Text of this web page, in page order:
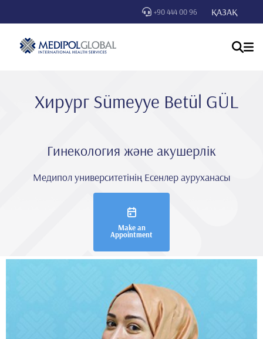
+90 444 00 96 ҚАЗАҚ
Хирург Sümeyye Betül GÜL
Гинекология және акушерлік
Медипол университетінің Есенлер ауруханасы
Make an
Appointment